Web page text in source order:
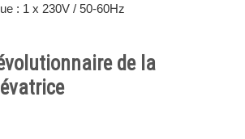
: 1 x 230V / 50-60Hz
de la